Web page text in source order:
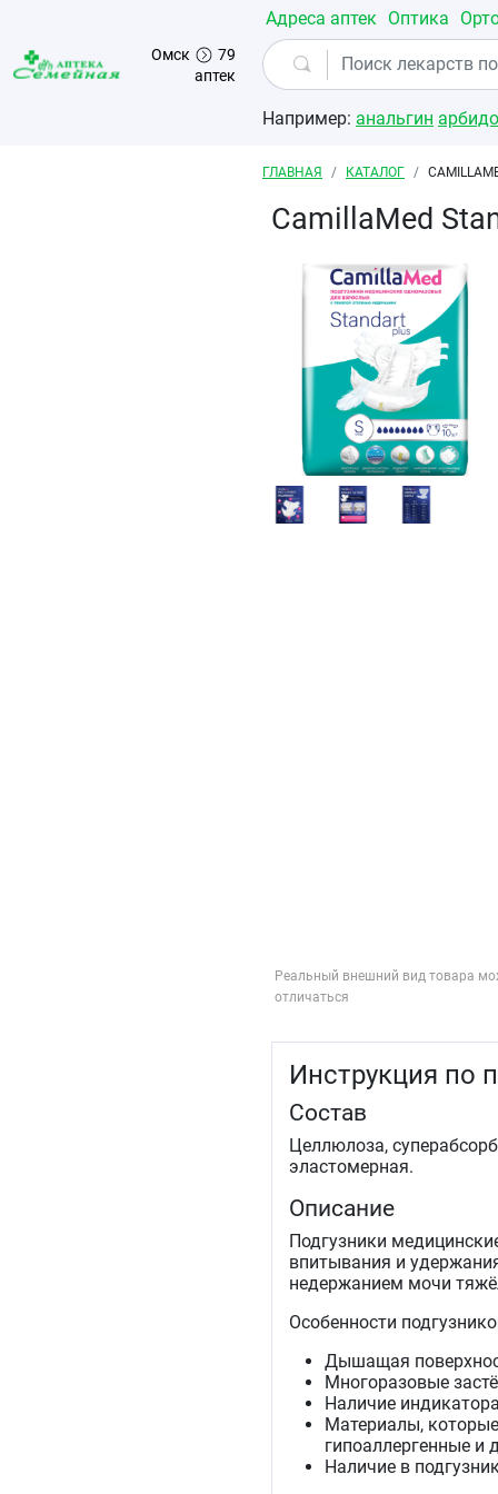
Перейти к основному содержанию
Омск
79
аптек
Адреса аптек Оптика
Например: анальгин
Строка навигации
ГЛАВНАЯ КАТАЛОГ
CamillaMed
Реальный внешний вид товара
отличаться
Инструкция по
Состав
Целлюлоза,
эластомерная.
Описание
Подгузники
впитывания и
недержанием мочи
Особенности
Дышащая
Многоразовые
Наличие
Материалы,
гипоаллергенные
Наличие в